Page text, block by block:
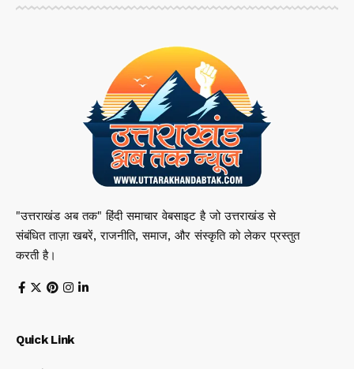
"उत्तराखंड अब तक" हिंदी समाचार वेबसाइट है जो उत्तराखंड से
संबंधित ताज़ा खबरें, राजनीति, समाज, और संस्कृति को लेकर प्रस्तुत
करती है।
Quick Link